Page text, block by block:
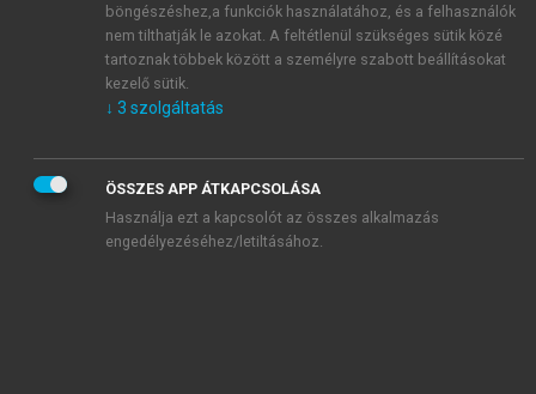
Általános vásárlási feltételeket, valamint a szotar.netés a
mersz.huoldalak licencszerződéseiben foglaltakat
tudomásul veszem és elfogadom.
KIPRÓBÁLOM
böngészéshez,a funkciók használatához, és a felhasználók
nem tilthatják le azokat. A feltétlenül szükséges sütik közé
tartoznak többek között a személyre szabott beállításokat
kezelő sütik.
↓ 3 szolgáltatás
ÖSSZES APP ÁTKAPCSOLÁSA
Használja ezt a kapcsolót az összes alkalmazás
engedélyezéséhez/letiltásához.